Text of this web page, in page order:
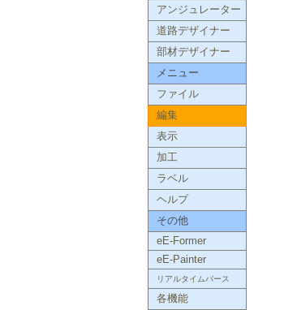
アンジュレーター
道路デザイナー
部材デザイナー
メニュー
ファイル
編集
表示
加工
ラベル
ヘルプ
その他
eE-Former
eE-Painter
リアルタイムパース
各機能